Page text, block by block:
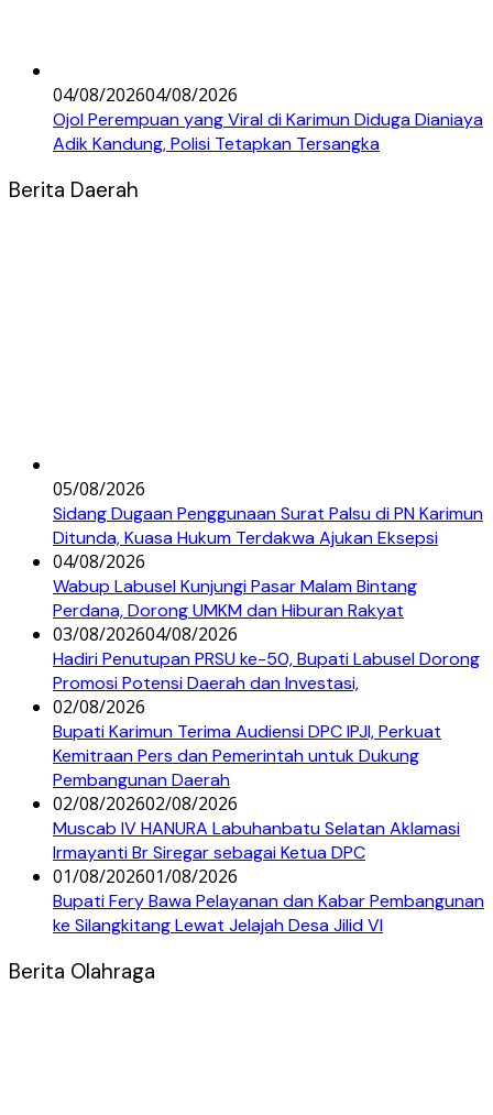
04/08/202604/08/2026
Ojol Perempuan yang Viral di Karimun Diduga Dianiaya
Adik Kandung, Polisi Tetapkan Tersangka
Berita Daerah
05/08/2026
Sidang Dugaan Penggunaan Surat Palsu di PN Karimun
Ditunda, Kuasa Hukum Terdakwa Ajukan Eksepsi
04/08/2026
Wabup Labusel Kunjungi Pasar Malam Bintang
Perdana, Dorong UMKM dan Hiburan Rakyat
03/08/202604/08/2026
Hadiri Penutupan PRSU ke-50, Bupati Labusel Dorong
Promosi Potensi Daerah dan Investasi,
02/08/2026
Bupati Karimun Terima Audiensi DPC IPJI, Perkuat
Kemitraan Pers dan Pemerintah untuk Dukung
Pembangunan Daerah
02/08/202602/08/2026
Muscab IV HANURA Labuhanbatu Selatan Aklamasi
Irmayanti Br Siregar sebagai Ketua DPC
01/08/202601/08/2026
Bupati Fery Bawa Pelayanan dan Kabar Pembangunan
ke Silangkitang Lewat Jelajah Desa Jilid VI
Berita Olahraga